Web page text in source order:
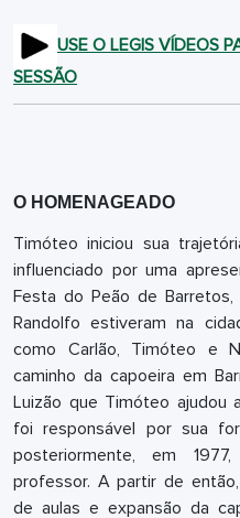
USE O LEGIS VÍDEOS
SESSÃO
O HOMENAGEADO
Timóteo iniciou sua
influenciado por uma
Festa do Peão de
Randolfo estiveram na
como Carlão, Timóteo e
caminho da capoeira em
Luizão que Timóteo ajudou
foi responsável por sua
posteriormente, em
professor. A partir de
de aulas e expansão da